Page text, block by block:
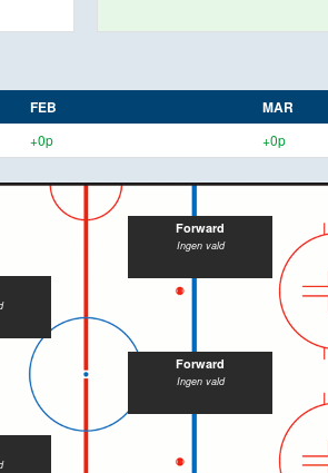
FEB MAR
+0p +0p
Forward
Ingen vald
Forward
Ingen vald